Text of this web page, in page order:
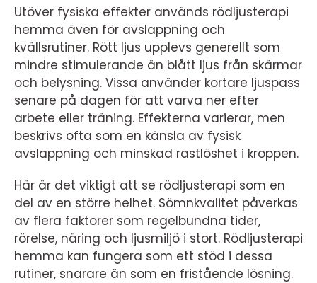
Utöver fysiska effekter används rödljusterapi
hemma även för avslappning och
kvällsrutiner. Rött ljus upplevs generellt som
mindre stimulerande än blått ljus från skärmar
och belysning. Vissa använder kortare ljuspass
senare på dagen för att varva ner efter
arbete eller träning. Effekterna varierar, men
beskrivs ofta som en känsla av fysisk
avslappning och minskad rastlöshet i kroppen.
Här är det viktigt att se rödljusterapi som en
del av en större helhet. Sömnkvalitet påverkas
av flera faktorer som regelbundna tider,
rörelse, näring och ljusmiljö i stort. Rödljusterapi
hemma kan fungera som ett stöd i dessa
rutiner, snarare än som en fristående lösning.